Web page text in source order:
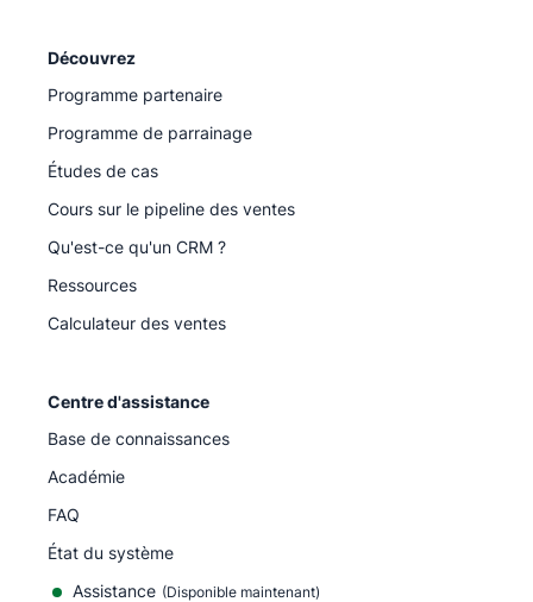
Découvrez
Programme partenaire
Programme de parrainage
Études de cas
Cours sur le pipeline des ventes
Qu'est-ce qu'un CRM ?
Ressources
Calculateur des ventes
Centre d'assistance
Base de connaissances
Académie
FAQ
État du système
Assistance (Disponible maintenant)